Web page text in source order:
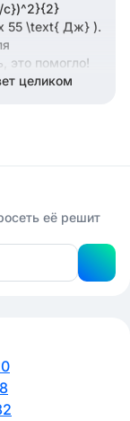
с})^2}{2}
55 \text{ Дж} ).
это помогло!
целиком
её решит